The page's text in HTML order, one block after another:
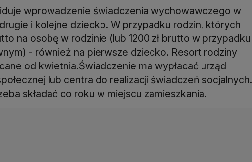
wprowadzenie świadczenia wychowawczego w
i kolejne dziecko. W przypadku rodzin, których
na osobę w rodzinie (lub 1200 zł brutto w przypadku
- również na pierwsze dziecko. Resort rodziny
od kwietnia.Świadczenie ma wypłacać urząd
lub centra do realizacji świadczeń socjalnych.
składać co roku w miejscu zamieszkania.